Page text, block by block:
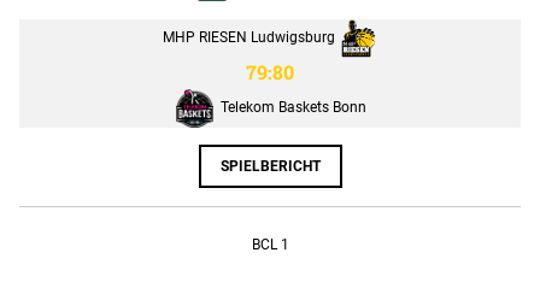
MHP RIESEN Ludwigsburg
79:80
Telekom Baskets Bonn
SPIELBERICHT
BCL 1